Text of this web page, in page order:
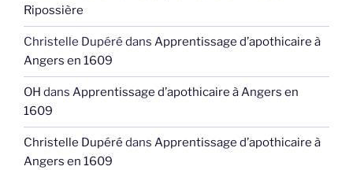
Ripossière
Christelle Dupéré dans Apprentissage d’apothicaire à
Angers en 1609
OH dans Apprentissage d’apothicaire à Angers en
1609
Christelle Dupéré dans Apprentissage d’apothicaire à
Angers en 1609